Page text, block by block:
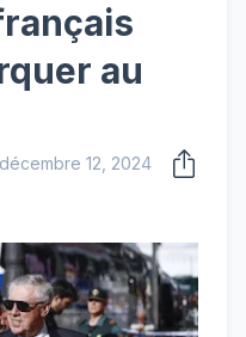
au
décembre 12, 2024